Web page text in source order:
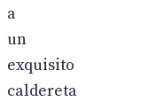
a
un
exquisito
caldereta